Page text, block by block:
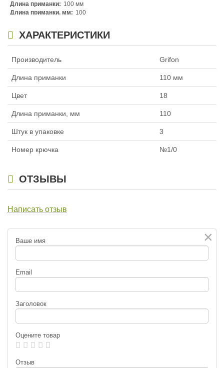
Длина приманки: 100 мм
Длина приманки, мм: 100
ХАРАКТЕРИСТИКИ
Производитель Grifon
Длина приманки 110 мм
Цвет 18
Длина приманки, мм 110
Штук в упаковке 3
Номер крючка №1/0
ОТЗЫВЫ
Написать отзыв
×
Ваше имя
Email
Заголовок
Оцените товар
Отзыв